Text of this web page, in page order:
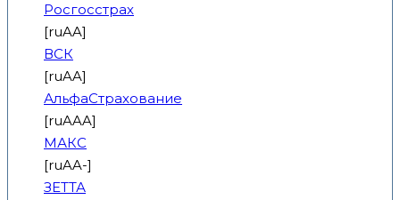
Росгосстрах
[ruAA]
ВСК
[ruAA]
АльфаСтрахование
[ruAAA]
МАКС
[ruAA-]
ЗЕТТА